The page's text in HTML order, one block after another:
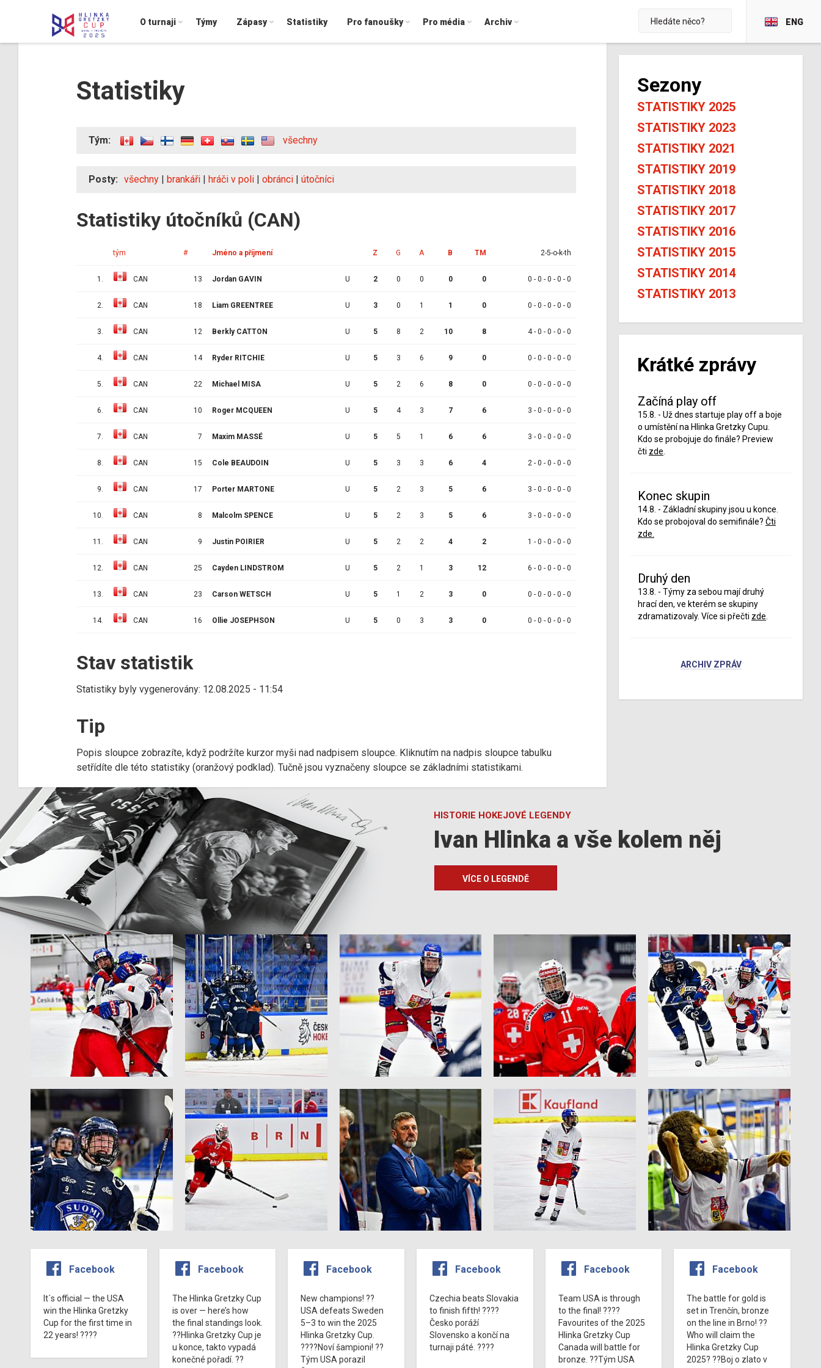
O turnaji Týmy Zápasy Statistiky Pro fanoušky Pro média Archiv ENG
Statistiky
Tým: všechny
Posty: všechny | brankáři | hráči v poli | obránci | útočníci
Statistiky útočníků (CAN)
tým # Jméno a příjmení Z G A B TM 2-5-o-k-th
1. CAN 13 Jordan GAVIN U 2 0 0 0 0 0 - 0 - 0 - 0 - 0
2. CAN 18 Liam GREENTREE U 3 0 1 1 0 0 - 0 - 0 - 0 - 0
3. CAN 12 Berkly CATTON U 5 8 2 10 8 4 - 0 - 0 - 0 - 0
4. CAN 14 Ryder RITCHIE U 5 3 6 9 0 0 - 0 - 0 - 0 - 0
5. CAN 22 Michael MISA U 5 2 6 8 0 0 - 0 - 0 - 0 - 0
6. CAN 10 Roger MCQUEEN U 5 4 3 7 6 3 - 0 - 0 - 0 - 0
7. CAN 7 Maxim MASSÉ U 5 5 1 6 6 3 - 0 - 0 - 0 - 0
8. CAN 15 Cole BEAUDOIN U 5 3 3 6 4 2 - 0 - 0 - 0 - 0
9. CAN 17 Porter MARTONE U 5 2 3 5 6 3 - 0 - 0 - 0 - 0
10. CAN 8 Malcolm SPENCE U 5 2 3 5 6 3 - 0 - 0 - 0 - 0
11. CAN 9 Justin POIRIER U 5 2 2 4 2 1 - 0 - 0 - 0 - 0
12. CAN 25 Cayden LINDSTROM U 5 2 1 3 12 6 - 0 - 0 - 0 - 0
13. CAN 23 Carson WETSCH U 5 1 2 3 0 0 - 0 - 0 - 0 - 0
14. CAN 16 Ollie JOSEPHSON U 5 0 3 3 0 0 - 0 - 0 - 0 - 0
Stav statistik
Statistiky byly vygenerovány: 12.08.2025 - 11:54
Tip
Popis sloupce zobrazíte, když podržíte kurzor myši nad nadpisem sloupce. Kliknutím na nadpis sloupce tabulku
setřídíte dle této statistiky (oranžový podklad). Tučně jsou vyznačeny sloupce se základními statistikami.
Sezony
STATISTIKY 2025
STATISTIKY 2023
STATISTIKY 2021
STATISTIKY 2019
STATISTIKY 2018
STATISTIKY 2017
STATISTIKY 2016
STATISTIKY 2015
STATISTIKY 2014
STATISTIKY 2013
Krátké zprávy
Začíná play off
15.8. - Už dnes startuje play off a boje
o umístění na Hlinka Gretzky Cupu.
Kdo se probojuje do finále? Preview
čti zde
Konec skupin
14.8. - Základní skupiny jsou u konce.
Kdo se probojoval do semifinále? Čti
zde.
Druhý den
13.8. - Týmy za sebou mají druhý
hrací den, ve kterém se skupiny
zdramatizovaly. Více si přečti zde
ARCHIV ZPRÁV
HISTORIE HOKEJOVÉ LEGENDY
Ivan Hlinka a vše kolem něj
VÍCE O LEGENDĚ
Facebook
It´s official — the USA
win the Hlinka Gretzky
Cup for the first time in
22 years! ????
Facebook
The Hlinka Gretzky Cup
is over — here’s how
the final standings look.
??Hlinka Gretzky Cup je
u konce, takto vypadá
konečné pořadí. ??
Facebook
New champions! ??
USA defeats Sweden
5–3 to win the 2025
Hlinka Gretzky Cup.
????Noví šampioni! ??
Tým USA porazil
Facebook
Czechia beats Slovakia
to finish fifth! ????
Česko poráží
Slovensko a končí na
turnaji páté. ????
Facebook
Team USA is through
to the final! ????
Favourites of the 2025
Hlinka Gretzky Cup
Canada will battle for
bronze. ??Tým USA
Facebook
The battle for gold is
set in Trenčín, bronze
on the line in Brno! ??
Who will claim the
Hlinka Gretzky Cup
2025? ??Boj o zlato v